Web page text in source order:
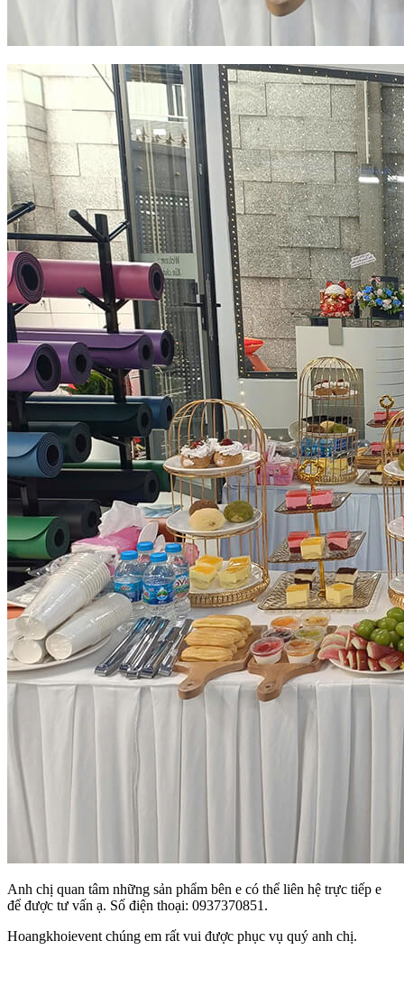
Anh chị quan tâm những sản phẩm bên e có thể liên hệ trực tiếp e
để được tư vấn ạ. Số điện thoại: 0937370851.
Hoangkhoievent chúng em rất vui được phục vụ quý anh chị.